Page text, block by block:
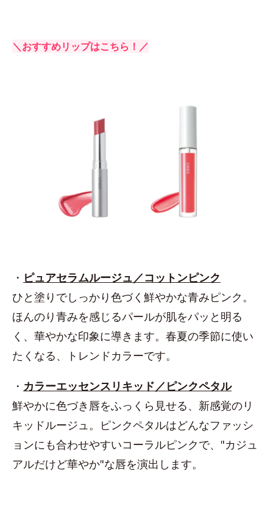
＼おすすめリップはこちら！／
・ ピュアセラムルージュ／コットンピンク
ひと塗りでしっかり色づく鮮やかな青みピンク。
ほんのり青みを感じるパールが肌をパッと明る
く、華やかな印象に導きます。春夏の季節に使い
たくなる、トレンドカラーです。
・ カラーエッセンスリキッド／ピンクペタル
鮮やかに色づき唇をふっくら見せる、新感覚のリ
キッドルージュ。ピンクペタルはどんなファッシ
ョンにも合わせやすいコーラルピンクで、"カジュ
アルだけど華やか"な唇を演出します。